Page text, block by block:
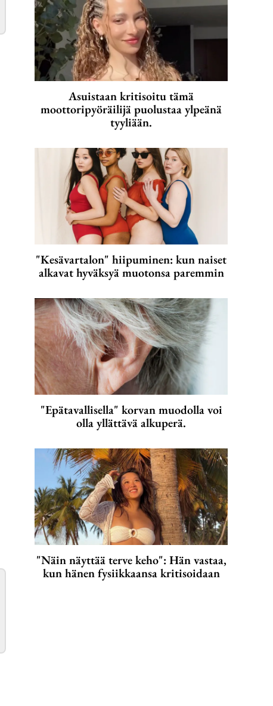
Asuistaan kritisoitu tämä
moottoripyöräilijä puolustaa ylpeänä
tyyliään.
"Kesävartalon" hiipuminen: kun naiset
alkavat hyväksyä muotonsa paremmin
"Epätavallisella" korvan muodolla voi
olla yllättävä alkuperä.
"Näin näyttää terve keho": Hän vastaa,
kun hänen fysiikkaansa kritisoidaan